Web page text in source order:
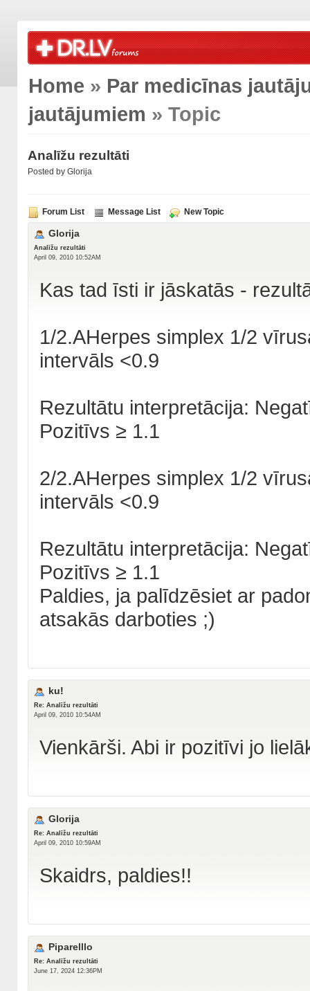
Home » Par medicīnas
jautājumiem » Topic
Analīžu rezultāti
Posted by Glorija
Forum List Message List New Topic
Glorija
Analīžu rezultāti
April 09, 2010 10:52AM
Kas tad īsti ir jāskatās -
1/2.AHerpes simplex 1/2
intervāls <0.9
Rezultātu interpretācija:
Pozitīvs ≥ 1.1
2/2.AHerpes simplex 1/2
intervāls <0.9
Rezultātu interpretācija:
Pozitīvs ≥ 1.1
Paldies, ja palīdzēsiet ar
atsakās darboties ;)
ku!
Re: Analīžu rezultāti
April 09, 2010 10:54AM
Vienkārši. Abi ir pozitīvi jo
Glorija
Re: Analīžu rezultāti
April 09, 2010 10:59AM
Skaidrs, paldies!!
Piparelllo
Re: Analīžu rezultāti
June 17, 2024 12:36PM